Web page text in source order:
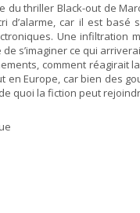
du thriller Black-out de
d’alarme, car il est
Une infiltration
s’imaginer ce qui
comment réagirait
en Europe, car bien des
quoi la fiction peut